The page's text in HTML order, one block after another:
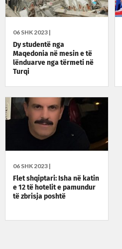
06 SHK 2023 |
Dy studentë nga
Maqedonia në mesin e të
lënduarve nga tërmeti në
Turqi
06 SHK 2023 |
Flet shqiptari: Isha në katin
e 12 të hotelit e pamundur
të zbrisja poshtë